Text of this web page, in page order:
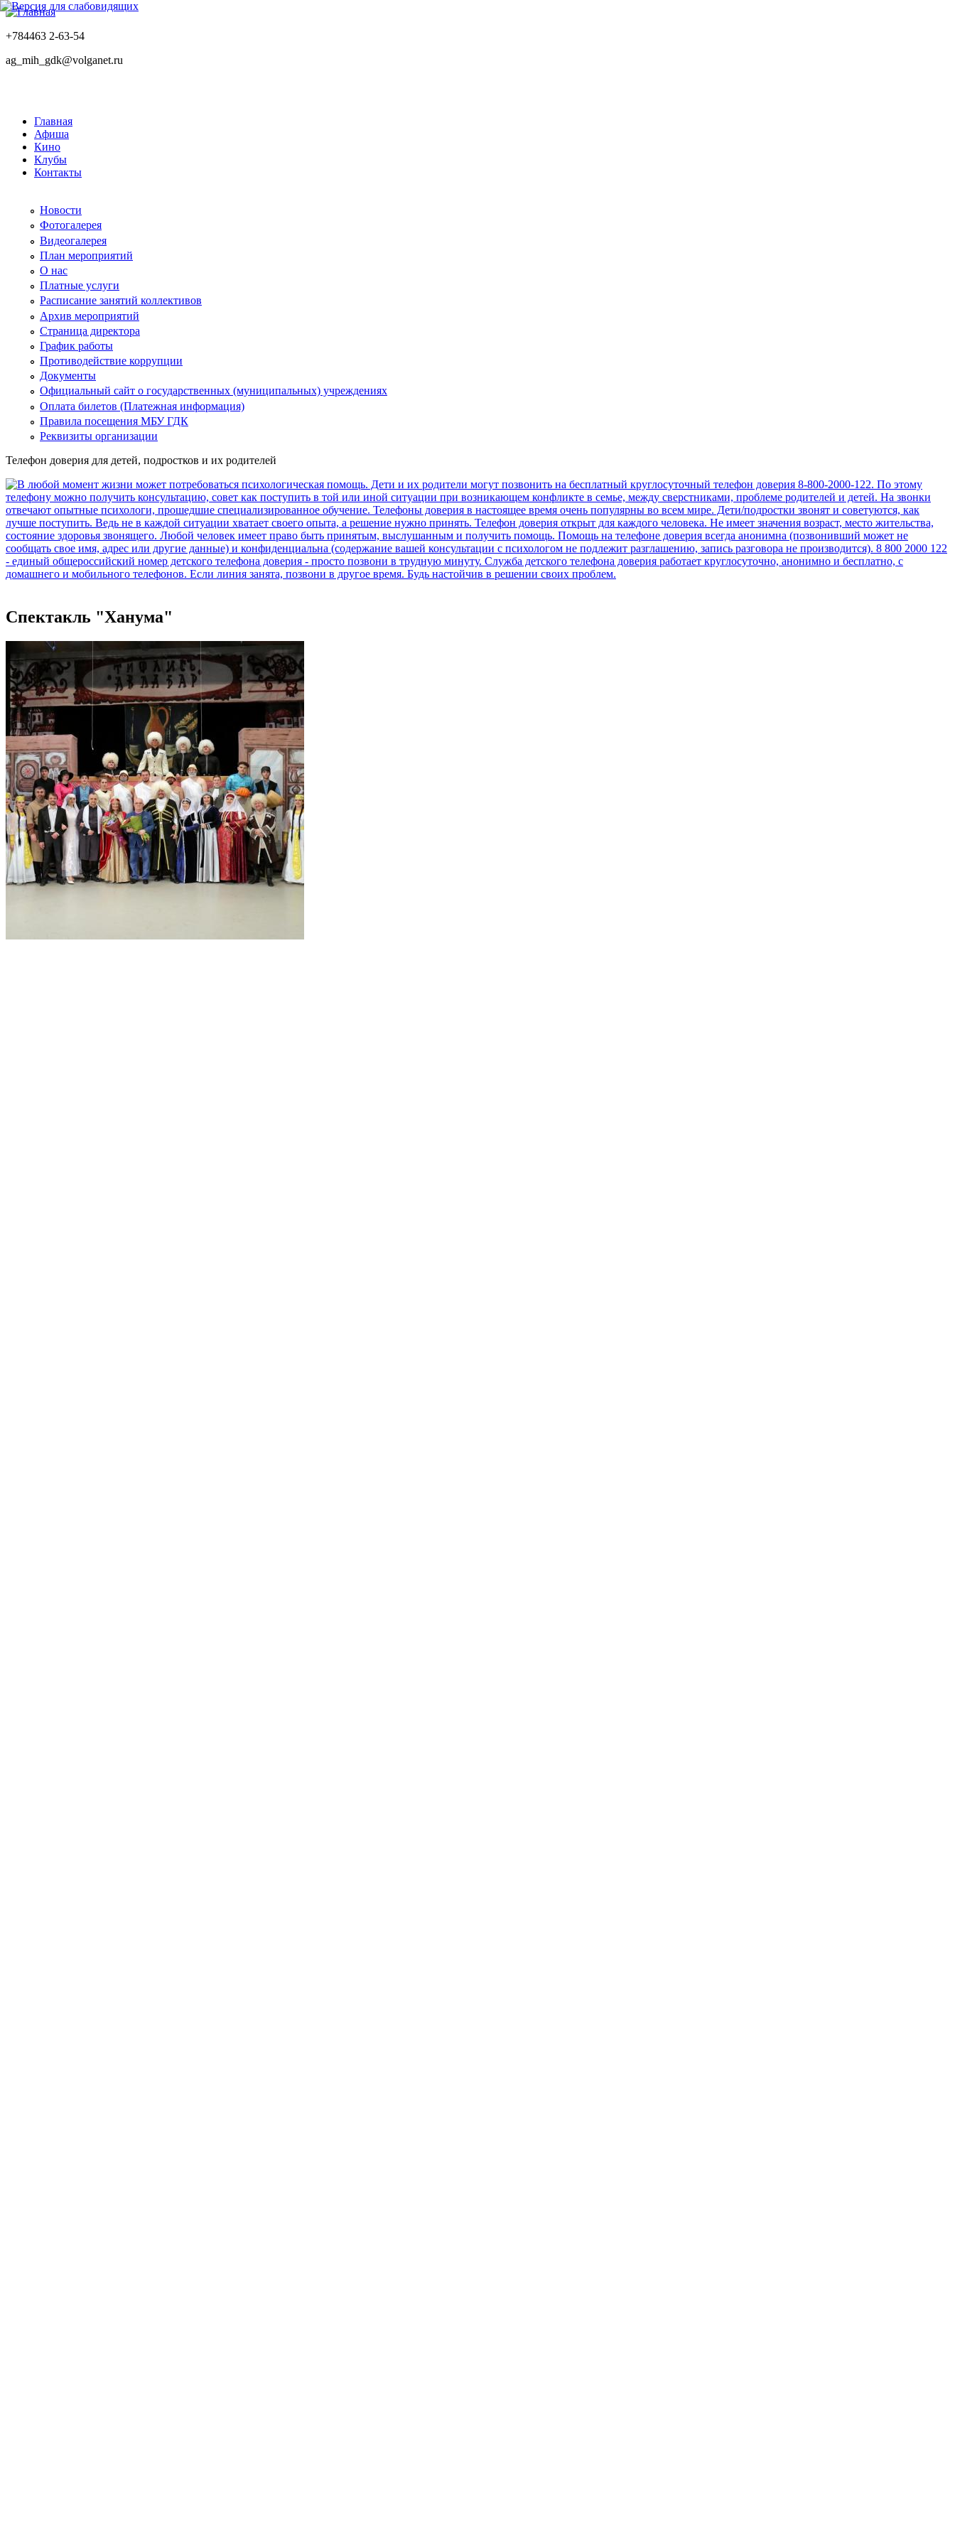
+784463 2-63-54
ag_mih_gdk@volganet.ru
Главная
Афиша
Кино
Клубы
Контакты
Новости
Фотогалерея
Видеогалерея
План мероприятий
О нас
Платные услуги
Расписание занятий коллективов
Архив мероприятий
Страница директора
График работы
Противодействие коррупции
Документы
Официальный сайт о государственных (муниципальных) учреждениях
Оплата билетов (Платежная информация)
Правила посещения МБУ ГДК
Реквизиты организации
Телефон доверия для детей, подростков и их родителей
Спектакль "Ханума"